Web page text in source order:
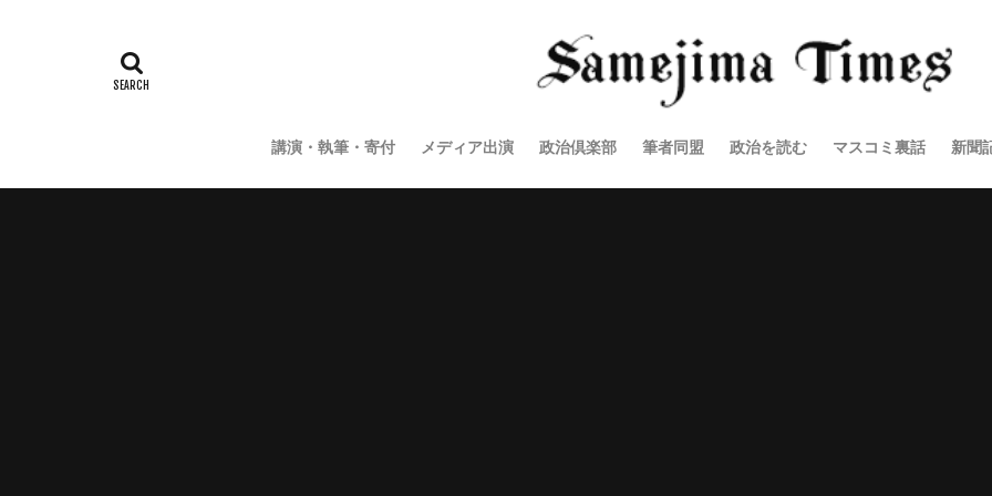
講演・執筆・寄付 メディア出演 政治倶楽部 筆者同盟 政治を読む マスコミ裏話 新聞